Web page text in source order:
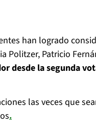
han logrado
Politzer, Patricio
desde la segunda
las veces que
.